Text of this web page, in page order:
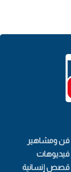
فن ومشاهير
فيديوهات
قصص إنسانية